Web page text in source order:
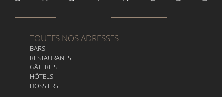
TOUTES NOS ADRESSES
BARS
RESTAURANTS
GÂTERIES
HÔTELS
DOSSIERS